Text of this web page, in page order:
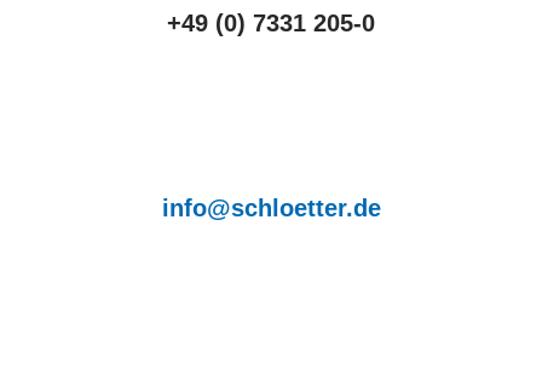
+49 (0) 7331 205-0
info@schloetter.de